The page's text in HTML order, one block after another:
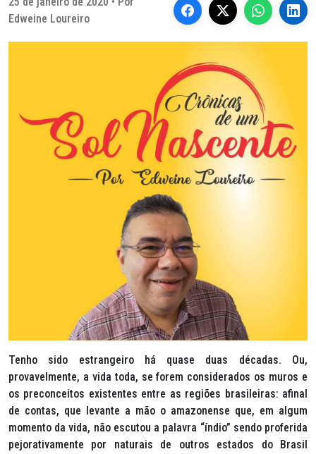
Edweine Loureiro
Tenho sido estrangeiro há quase duas décadas. Ou,
provavelmente, a vida toda, se forem considerados os muros e
os preconceitos existentes entre as regiões brasileiras: afinal
de contas, que levante a mão o amazonense que, em algum
momento da vida, não escutou a palavra “índio” sendo proferida
pejorativamente por naturais de outros estados do Brasil